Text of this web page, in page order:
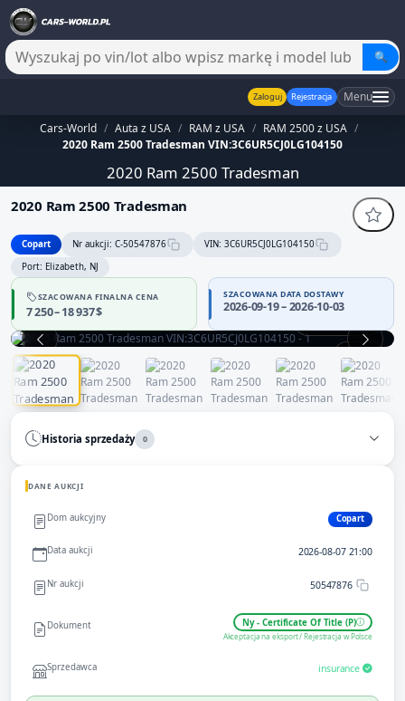
🔍
Zaloguj Rejestracja Menu
Cars-World / Auta z USA / RAM z USA / RAM 2500 z USA /
2020 Ram 2500 Tradesman VIN:3C6UR5CJ0LG104150
2020 Ram 2500 Tradesman
2020 Ram 2500 Tradesman
Copart Nr aukcji: C-50547876
VIN: 3C6UR5CJ0LG104150
Port: Elizabeth, NJ
SZACOWANA FINALNA CENA
7 250 – 18 937 $
SZACOWANA DATA DOSTAWY
2026-09-19 – 2026-10-03
Historia sprzedaży 0
DANE AUKCJI
Dom aukcyjny Copart
Data aukcji 2026-08-07 21:00
Nr aukcji 50547876
Dokument Ny - Certificate Of Title (P)
Akceptacja na eksport / Rejestracja w Polsce
Sprzedawca insurance